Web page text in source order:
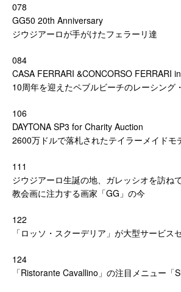
078
GG50 20th Anniversary
ジウジアーロが手がけたフェラーリ達
084
CASA FERRARI &CONCORSO FERRARI
10周年を迎えたペブルビーチのレーシング
106
DAYTONA SP3 for Charity Auction
2600万ドルで落札されたテイラーメイドモ
111
ジウジアーロ生誕の地、ガレッシオを訪ね
教会画に注力する画家「GG」の今
122
「ロッソ・スクーデリア」が大型サービス
124
「Ristorante Cavallino」の注目メニュー「